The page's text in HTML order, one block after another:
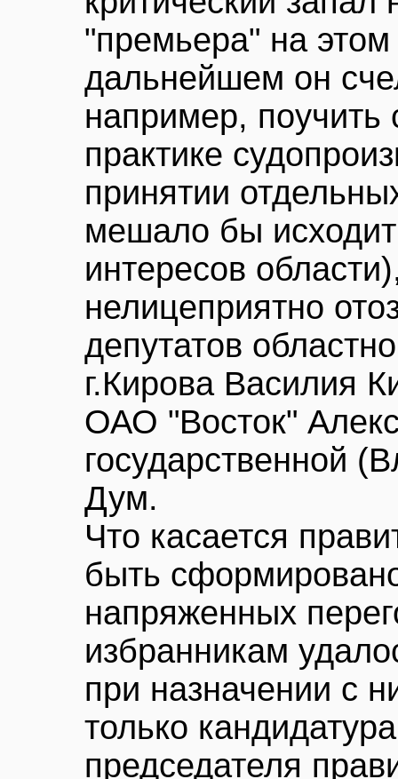
"премьера" на
дальнейшем он
например,
практике
принятии
мешало бы
интересов
нелицеприятно
депутатов
г.Кирова Василия
ОАО "Восток"
государственной
Дум.
Что касается
быть
напряженных
избранникам
при назначении с
только
председателя